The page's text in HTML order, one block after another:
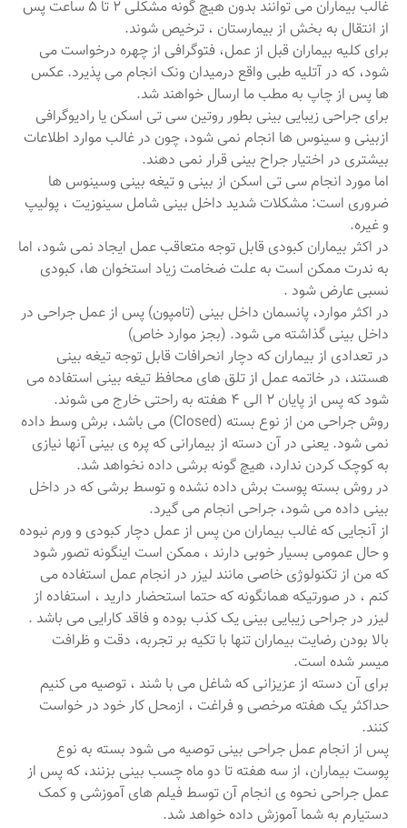
غالب بیماران می توانند بدون هیچ گونه مشکلی 2 تا 5 ساعت پس
از انتقال به بخش از بیمارستان ، ترخیص شوند.
برای کلیه بیماران قبل از عمل، فتوگرافی از چهره درخواست می
شود، که در آتلیه طبی واقع درمیدان ونک انجام می پذیرد. عکس
ها پس از چاپ به مطب ما ارسال خواهند شد.
برای جراحی زیبایی بینی بطور روتین سی تی اسکن یا رادیوگرافی
ازبینی و سینوس ها انجام نمی شود، چون در غالب موارد اطلاعات
بیشتری در اختیار جراح بینی قرار نمی دهند.
اما مورد انجام سی تی اسکن از بینی و تیغه بینی وسینوس ها
ضروری است: مشکلات شدید داخل بینی شامل سینوزیت ، پولیپ
و غیره.
در اکثر بیماران کبودی قابل توجه متعاقب عمل ایجاد نمی شود، اما
به ندرت ممکن است به علت ضخامت زیاد استخوان ها، کبودی
نسبی عارض شود .
در اکثر موارد، پانسمان داخل بینی (تامپون) پس از عمل جراحی در
داخل بینی گذاشته می شود. (بجز موارد خاص)
در تعدادی از بیماران که دچار انحرافات قابل توجه تیغه بینی
هستند، در خاتمه عمل از تلق های محافظ تیغه بینی استفاده می
شود که پس از پایان 2 الی 4 هفته به راحتی خارج می شوند.
روش جراحی من از نوع بسته (Closed) می باشد، برش وسط داده
نمی شود. یعنی در آن دسته از بیمارانی که پره ی بینی آنها نیازی
به کوچک کردن ندارد، هیچ گونه برشی داده نخواهد شد.
در روش بسته پوست برش داده نشده و توسط برشی که در داخل
بینی داده می شود، جراحی انجام می گیرد.
از آنجایی که غالب بیماران من پس از عمل دچار کبودی و ورم نبوده
و حال عمومی بسیار خوبی دارند ، ممکن است اینگونه تصور شود
که من از تکنولوژی خاصی مانند لیزر در انجام عمل استفاده می
کنم ، در صورتیکه همانگونه که حتما استحضار دارید ، استفاده از
لیزر در جراحی زیبایی بینی یک کذب بوده و فاقد کارایی می باشد .
بالا بودن رضایت بیماران تنها با تکیه بر تجربه، دقت و ظرافت
میسر شده است.
برای آن دسته از عزیزانی که شاغل می با شند ، توصیه می کنیم
حداکثر یک هفته مرخصی و فراغت ، ازمحل کار خود در خواست
کنند.
پس از انجام عمل جراحی بینی توصیه می شود بسته به نوع
پوست بیماران، از سه هفته تا دو ماه چسب بینی بزنند، که پس از
عمل جراحی نحوه ی انجام آن توسط فیلم های آموزشی و کمک
دستیارم به شما آموزش داده خواهد شد.